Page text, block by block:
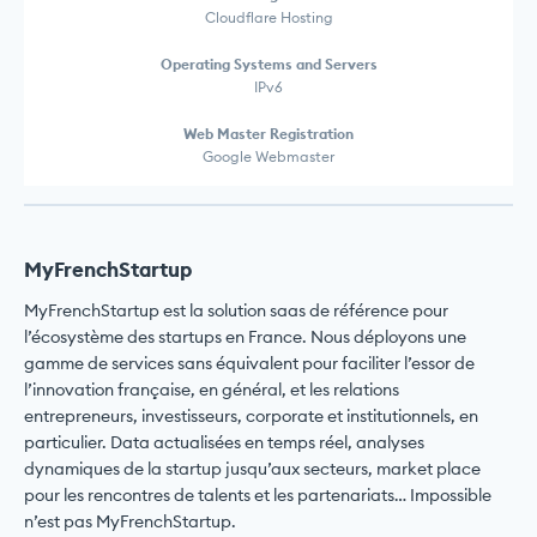
Cloudflare Hosting
Operating Systems and Servers
IPv6
Web Master Registration
Google Webmaster
MyFrenchStartup
MyFrenchStartup est la solution saas de référence pour
l’écosystème des startups en France. Nous déployons une
gamme de services sans équivalent pour faciliter l’essor de
l’innovation française, en général, et les relations
entrepreneurs, investisseurs, corporate et institutionnels, en
particulier. Data actualisées en temps réel, analyses
dynamiques de la startup jusqu’aux secteurs, market place
pour les rencontres de talents et les partenariats… Impossible
n’est pas MyFrenchStartup.